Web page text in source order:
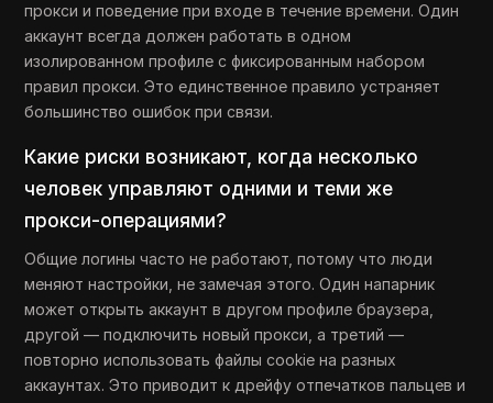
прокси и поведение при входе в течение времени. Один
аккаунт всегда должен работать в одном
изолированном профиле с фиксированным набором
правил прокси. Это единственное правило устраняет
большинство ошибок при связи.
Какие риски возникают, когда несколько
человек управляют одними и теми же
прокси-операциями?
Общие логины часто не работают, потому что люди
меняют настройки, не замечая этого. Один напарник
может открыть аккаунт в другом профиле браузера,
другой — подключить новый прокси, а третий —
повторно использовать файлы cookie на разных
аккаунтах. Это приводит к дрейфу отпечатков пальцев и